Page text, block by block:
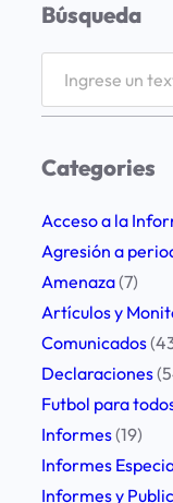
u
p
a
c
ó
n
o
q
u
Búsqueda
r
h
Categories
Acceso a la
Agresión a
Amenaza(7)
Artículos y
Comunicados
Declaraciones
Futbol para
Informes(19)
Informes
Informes y